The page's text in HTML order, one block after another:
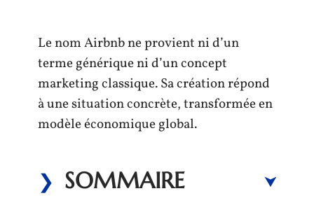
Le nom Airbnb ne provient ni d’un
terme générique ni d’un concept
marketing classique. Sa création répond
à une situation concrète, transformée en
modèle économique global.
SOMMAIRE